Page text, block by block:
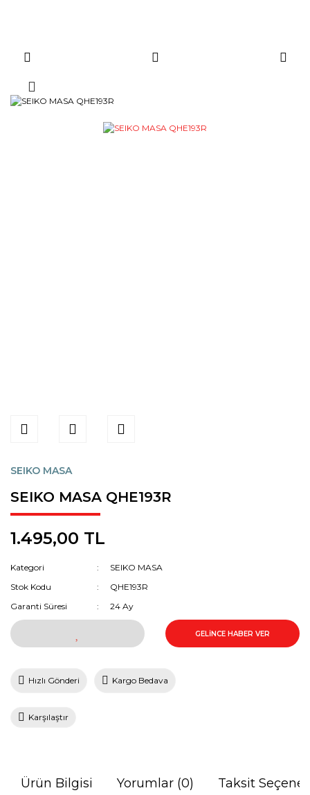
SEIKO MASA
SEIKO MASA QHE193R
1.495,00 TL
Kategori
SEIKO MASA
Stok Kodu
QHE193R
Garanti Süresi
24 Ay
GELİNCE HABER VER
Hızlı Gönderi Kargo Bedava
Karşılaştır
Ürün Bilgisi Yorumlar (0) Taksit